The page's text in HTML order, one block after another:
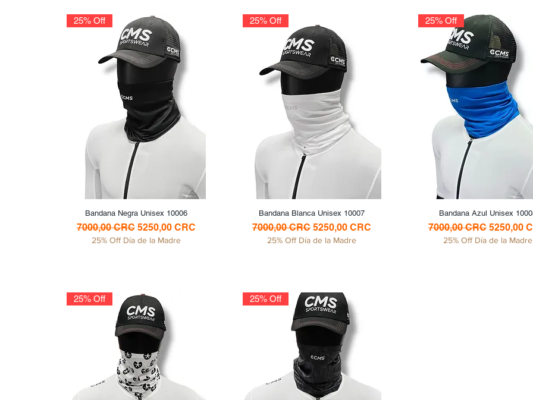
Vista rápida
25% Off
Bandana Negra Unisex 10006
Precio
7000,00 CRC Precio de oferta
5250,00 CRC
25% Off Día de la Madre
Vista rápida
25% Off
Bandana Blanca Unisex 10007
Precio
7000,00 CRCPrecio de oferta
5250,00 CRC
25% Off Día de la Madre
Vista rápida
25% Off
Bandana Azul Unisex
Precio
7000,00 CRC Precio
5250,00
25% Off Día de la Madre
25% Off 25% Off